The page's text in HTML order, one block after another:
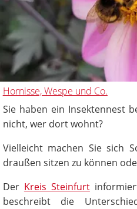
Hornisse, Wespe und Co.
Sie haben ein Insektennest
nicht, wer dort wohnt?
Vielleicht machen Sie sich
draußen sitzen zu können
Der Kreis Steinfurt
beschreibt die